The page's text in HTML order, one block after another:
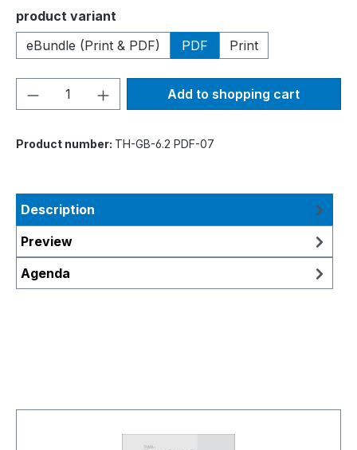
Select
product variant
eBundle (Print & PDF)
PDF Print
Product Quantity: Enter the desired
Add to shopping cart
Product number: TH-GB-6.2 PDF-07
Description
Preview
Agenda